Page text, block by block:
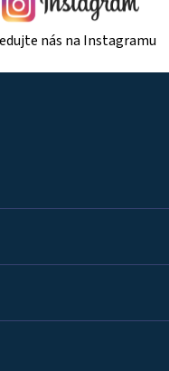
nás na Instagramu